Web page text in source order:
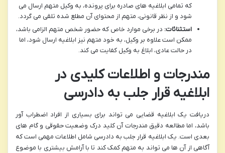
که تمامی ابلاغیه های صادره برای پرونده، به وکیل متهم ارسال می
شود و از نظر قانونی، متهم از محتوای آن مطلع شده تلقی می گردد.
استثنائات: در برخی موارد خاص که حضور شخص متهم الزامی باشد،
ممکن است علاوه بر وکیل، به خود متهم نیز ابلاغیه ارسال شود، اما
در حالت عادی، ابلاغ به وکیل کفایت می کند.
مندرجات و اطلاعات کلیدی در
ابلاغیه قرار جلب به دادرسی
دریافت یک ابلاغیه قضایی می تواند برای بسیاری از افراد اضطراب آور
باشد، اما مطالعه دقیق مندرجات آن کلید درک وضعیت حقوقی و گام های
بعدی است. یک ابلاغیه قرار جلب به دادرسی شامل اطلاعات مهمی است که
آگاهی از آن ها می تواند به متهم کمک کند تا با آرامش بیشتری با موضوع